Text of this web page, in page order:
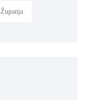
Županja